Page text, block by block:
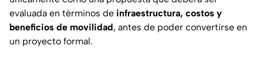
evaluada en términos de infraestructura, costos y
beneficios de movilidad, antes de poder convertirse en
un proyecto formal.